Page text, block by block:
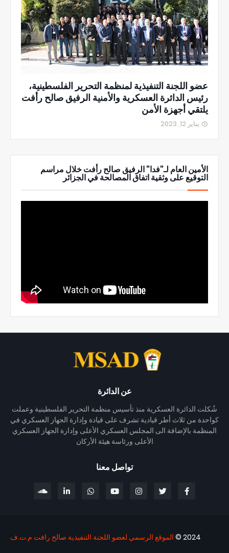
عضو اللجنة التنفيذية لمنظمة التحرير الفلسطينية،
رئيس الدائرة العسكرية والأمنية الرفيق صالح رأفت
يلتقي أجهزة الأمن
يناير 12, 2023
الأمين العام لـ"فدا" الرفيق صالح رأفت خلال مراسم
التوقيع على وثقية اتفاق المصالحة في الجزائر
عن الدائرة
شُكلت الدائرة العسكرية منذ تأسيس منظمة التحرير الفلسطينية وعملت
كواحدة من ثلاث أطر قيادية تشرف على قيادة وإدارة الجهاز العسكري في
المنظمة بالإضافة الى المجلس العسكري الأعلى وإدارة الجهاز العسكري
الأعلى ورئاسة هيئة الأركان
تواصل معنا
2024 © الموقع الرسمي لعضو اللجنة التنفيذية صالح رافت م.ت.ف